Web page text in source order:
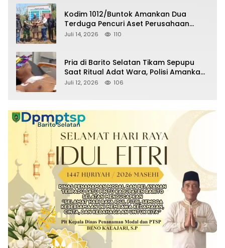
Kodim 1012/Buntok Amankan Dua
Terduga Pencuri Aset Perusahaan
Sitaan Satgas PKH, Satu Paket Diduga
Juli 14, 2026 110
Pria di Barito Selatan Tikam Sepupu
Saat Ritual Adat Wara, Polisi Amankan
Pelaku
Juli 12, 2026 106